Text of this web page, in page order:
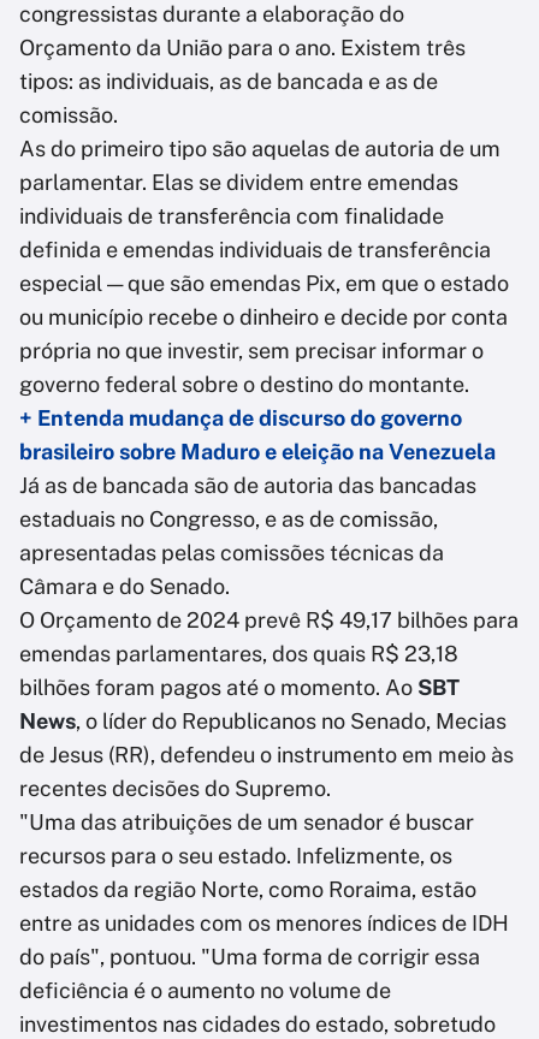
congressistas durante a elaboração do
Orçamento da União para o ano. Existem três
tipos: as individuais, as de bancada e as de
comissão.
As do primeiro tipo são aquelas de autoria de um
parlamentar. Elas se dividem entre emendas
individuais de transferência com finalidade
definida e emendas individuais de transferência
especial — que são emendas Pix, em que o estado
ou município recebe o dinheiro e decide por conta
própria no que investir, sem precisar informar o
governo federal sobre o destino do montante.
+ Entenda mudança de discurso do governo
brasileiro sobre Maduro e eleição na Venezuela
Já as de bancada são de autoria das bancadas
estaduais no Congresso, e as de comissão,
apresentadas pelas comissões técnicas da
Câmara e do Senado.
O Orçamento de 2024 prevê R$ 49,17 bilhões para
emendas parlamentares, dos quais R$ 23,18
bilhões foram pagos até o momento. Ao SBT
News, o líder do Republicanos no Senado, Mecias
de Jesus (RR), defendeu o instrumento em meio às
recentes decisões do Supremo.
"Uma das atribuições de um senador é buscar
recursos para o seu estado. Infelizmente, os
estados da região Norte, como Roraima, estão
entre as unidades com os menores índices de IDH
do país", pontuou. "Uma forma de corrigir essa
deficiência é o aumento no volume de
investimentos nas cidades do estado, sobretudo